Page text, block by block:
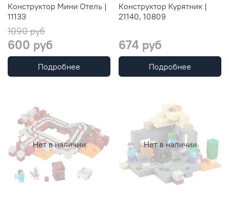
Конструктор Мини Отель |
11133
1090 руб
600 руб
Подробнее
Конструктор Курятник |
21140, 10809
674 руб
Подробнее
Нет в наличии Нет в наличии